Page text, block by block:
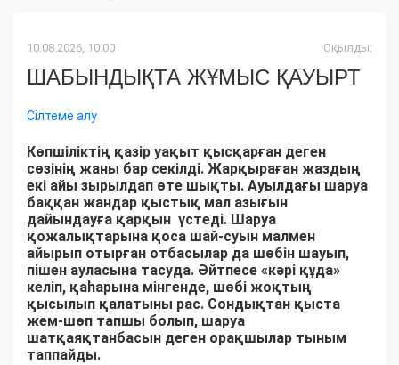
10.08.2026, 10:00 Оқылды:
ШАБЫНДЫҚТА ЖҰМЫС ҚАУЫРТ
Сілтеме алу
Көпшіліктің қазір уақыт қысқарған деген
сөзінің жаны бар секілді. Жарқыраған жаздың
екі айы зырылдап өте шықты. Ауылдағы шаруа
баққан жандар қыстық мал азығын
дайындауға қарқын үстеді. Шаруа
қожалықтарына қоса шай-суын малмен
айырып отырған отбасылар да шөбін шауып,
пішен ауласына тасуда. Әйтпесе «кәрі құда»
келіп, қаһарына мінгенде, шөбі жоқтың
қысылып қалатыны рас. Сондықтан қыста
жем-шөп тапшы болып, шаруа
шатқаяқтанбасын деген орақшылар тыным
таппайды.